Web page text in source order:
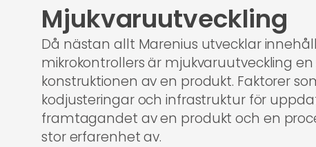
Mjukvaruutveckling
Då nästan allt Marenius utvecklar
mikrokontrollers är mjukvaruutveckling en
konstruktionen av en produkt. Faktorer
kodjusteringar och infrastruktur för
framtagandet av en produkt och en
stor erfarenhet av.